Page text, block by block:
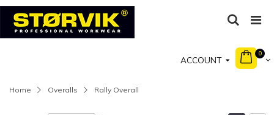
ACCOUNT
0
Home Overalls Rally Overall